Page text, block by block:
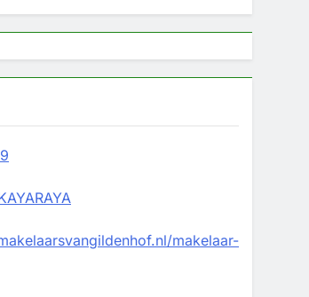
makelaar-